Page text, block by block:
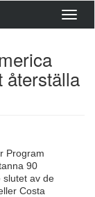
återställa
Program
90
slutet av de
Costa